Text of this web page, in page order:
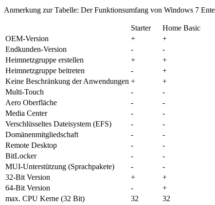
Anmerkung zur Tabelle: Der Funktionsumfang von Windows 7
Starter Home Basic
OEM-Version
+ +
Endkunden-Version
- -
Heimnetzgruppe erstellen
+ +
Heimnetzgruppe beitreten
- +
Keine Beschränkung der Anwendungen + +
Multi-Touch
- -
Aero Oberfläche
- -
Media Center
- -
Verschlüsseltes Dateisystem (EFS)
- -
Domänenmitgliedschaft
- -
Remote Desktop
- -
BitLocker
- -
MUI-Unterstützung (Sprachpakete)
- -
32-Bit Version
+ +
64-Bit Version
- +
max. CPU Kerne (32 Bit)
32 32